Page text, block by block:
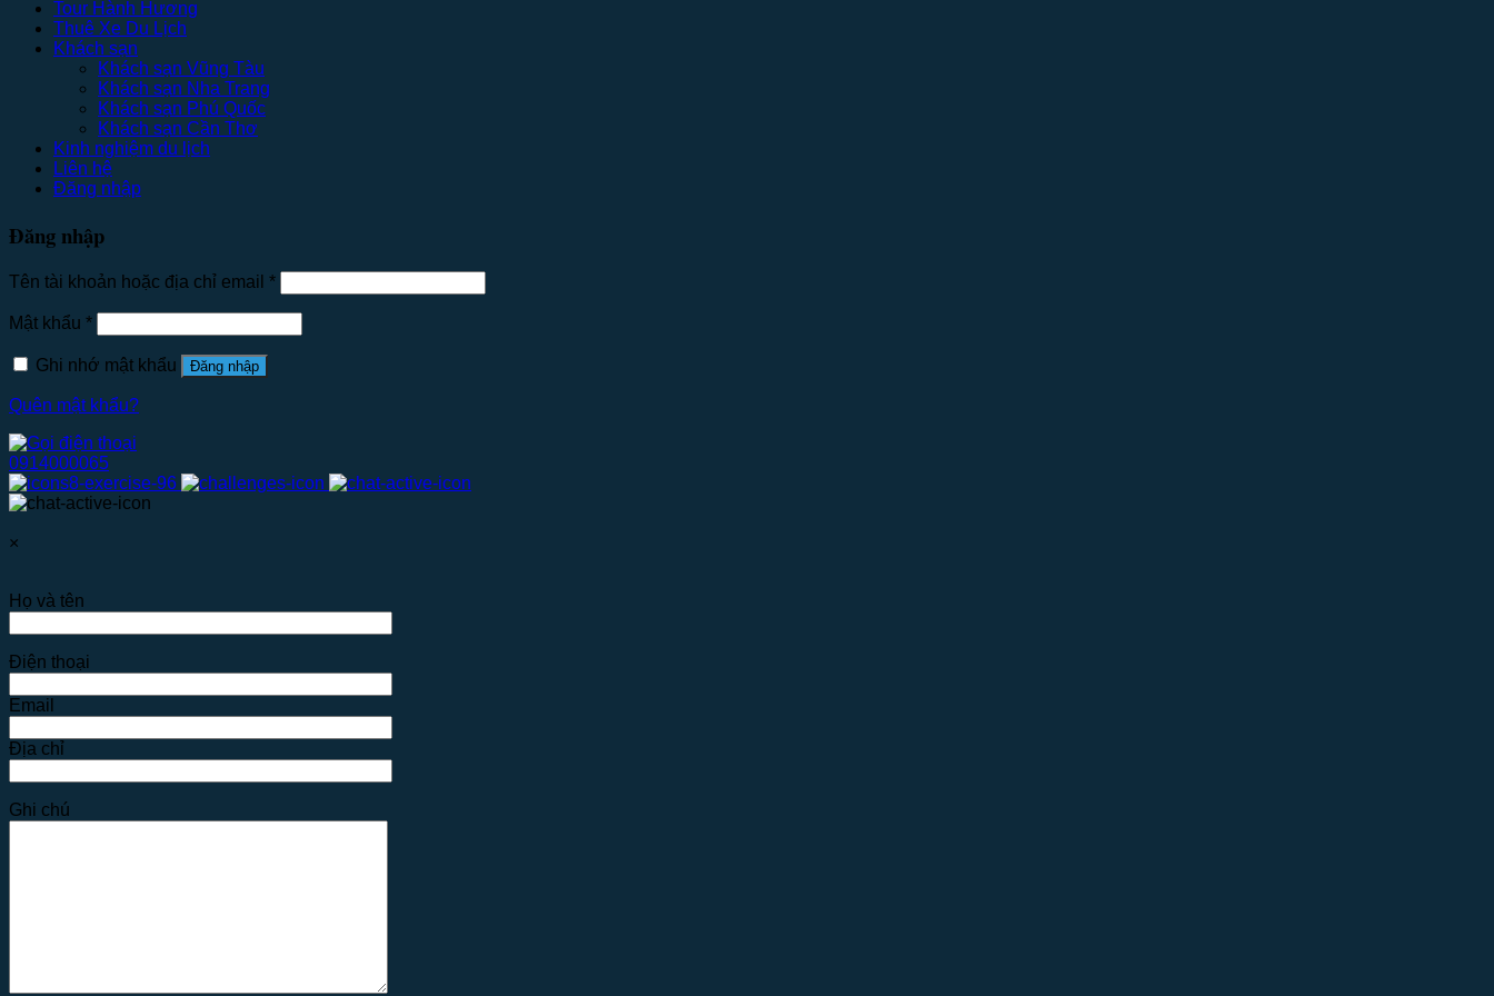
Tour Hành Hương
Thuê Xe Du Lịch
Khách sạn
Khách sạn Vũng Tàu
Khách sạn Nha Trang
Khách sạn Phú Quốc
Khách sạn Cần Thơ
Kinh nghiệm du lịch
Liên hệ
Đăng nhập
Đăng nhập
Tên tài khoản hoặc địa chỉ email *
Mật khẩu *
Ghi nhớ mật khẩu Đăng nhập
Quên mật khẩu?
0914000065
×
Họ và tên
Điện thoại
Email
Địa chỉ
Ghi chú